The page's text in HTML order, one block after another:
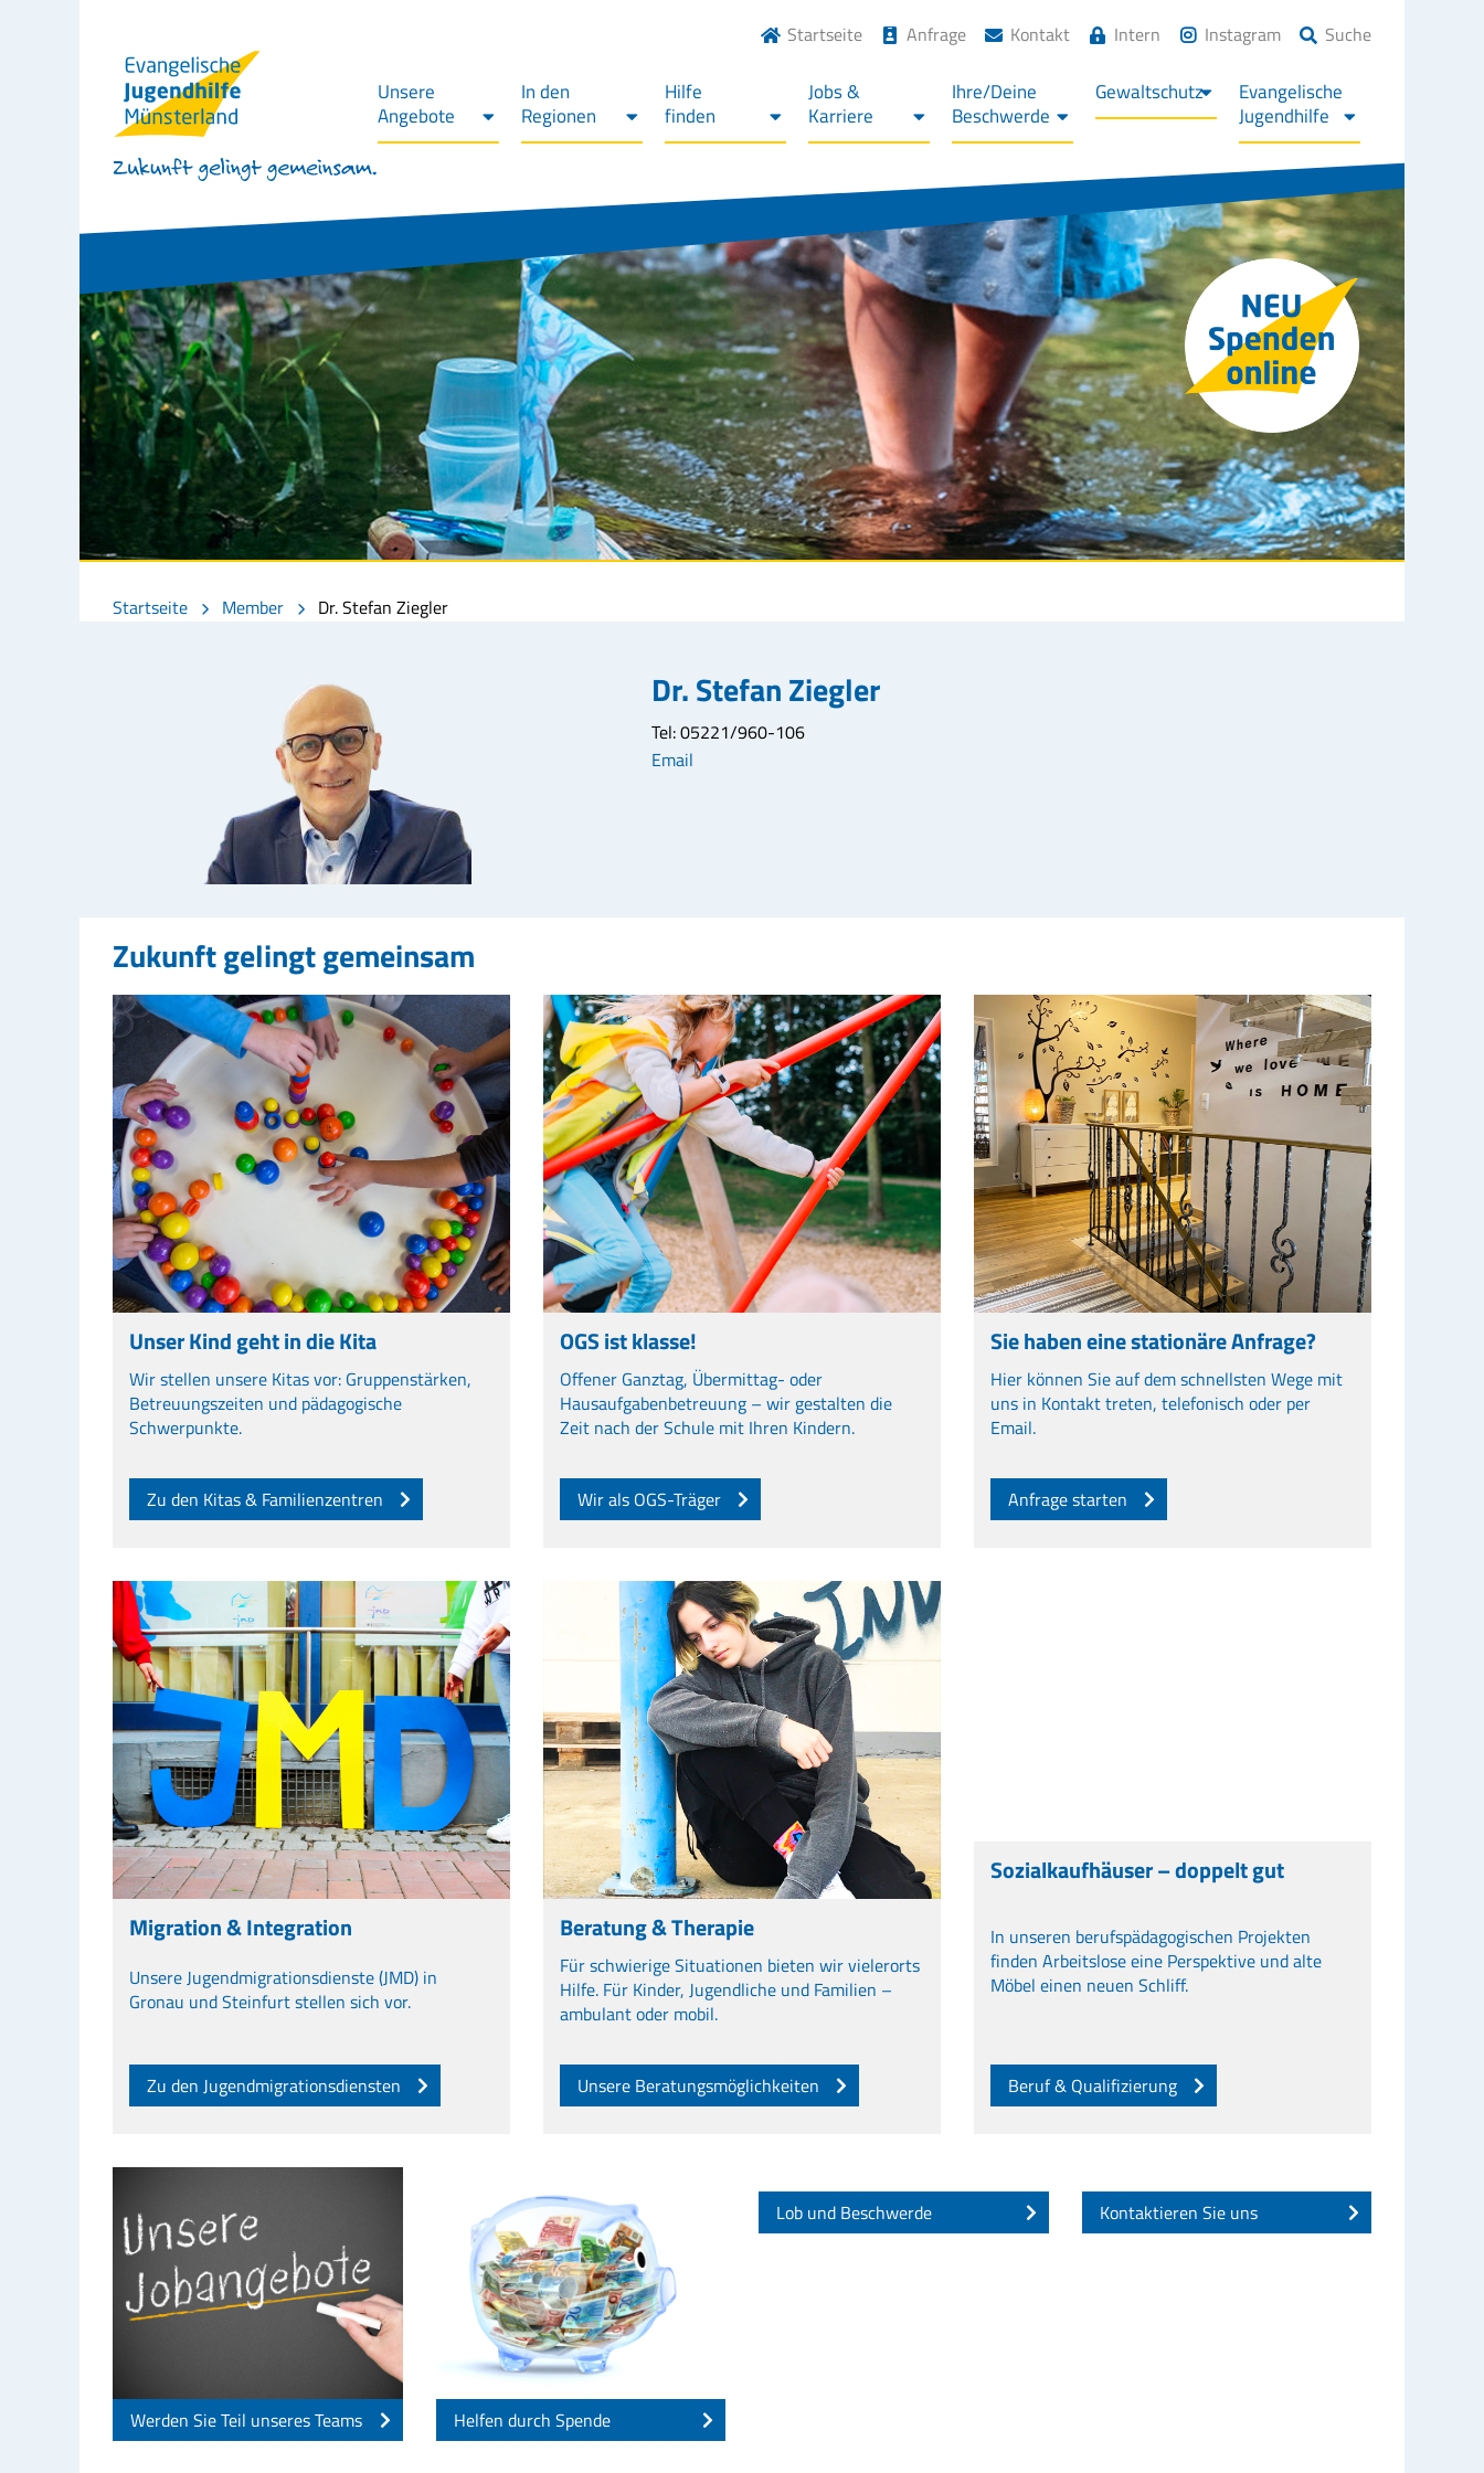
Startseite Anfrage Kontakt Intern Instagram Suche
Unsere
Angebote
In den
Regionen
Hilfe
finden
Jobs &
Karriere
Ihre/Deine
Beschwerde
Gewaltschutz
Evangelische
Jugendhilfe
Startseite Member Dr. Stefan Ziegler
Dr. Stefan Ziegler
Tel: 05221/960-106
Email
Zukunft gelingt gemeinsam
Unser Kind geht in die Kita
Wir stellen unsere Kitas vor: Gruppenstärken,
Betreuungszeiten und pädagogische
Schwerpunkte.
Zu den Kitas & Familienzentren
OGS ist klasse!
Offener Ganztag, Übermittag- oder
Hausaufgabenbetreuung – wir gestalten die
Zeit nach der Schule mit Ihren Kindern.
Wir als OGS-Träger
Sie haben eine stationäre Anfrage?
Hier können Sie auf dem schnellsten Wege mit
uns in Kontakt treten, telefonisch oder per
Email.
Anfrage starten
Migration & Integration
Unsere Jugendmigrationsdienste (JMD) in
Gronau und Steinfurt stellen sich vor.
Zu den Jugendmigrationsdiensten
Beratung & Therapie
Für schwierige Situationen bieten wir vielerorts
Hilfe. Für Kinder, Jugendliche und Familien –
ambulant oder mobil.
Unsere Beratungsmöglichkeiten
Sozialkaufhäuser – doppelt gut
In unseren berufspädagogischen Projekten
finden Arbeitslose eine Perspektive und alte
Möbel einen neuen Schliff.
Beruf & Qualifizierung
Werden Sie Teil unseres Teams Helfen durch Spende
Lob und Beschwerde Kontaktieren Sie uns